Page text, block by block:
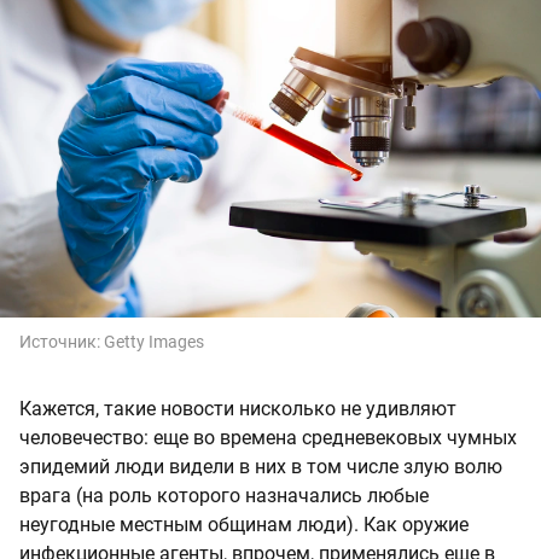
Источник: Getty Images
Кажется, такие новости нисколько не удивляют
человечество: еще во времена средневековых чумных
эпидемий люди видели в них в том числе злую волю
врага (на роль которого назначались любые
неугодные местным общинам люди). Как оружие
инфекционные агенты, впрочем, применялись еще в